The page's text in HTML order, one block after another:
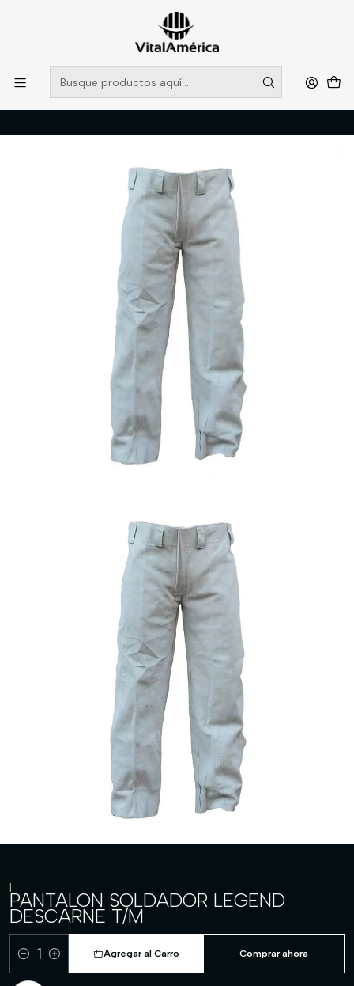
POR SISTEMA FRONTAL SOLO RETIROS EN TIENDA, DESDE
MUCHAS GRACIAS +569 5956 2237
Leer más
Inicio Catálogo SOLDADOR
TRAJE SOLDADOR
PANTALON SOLDADOR LEGEND DESCARNE T/M
|
PANTALON SOLDADOR LEGEND
DESCARNE T/M
Cantidad
Agregar al Carro Comprar ahora